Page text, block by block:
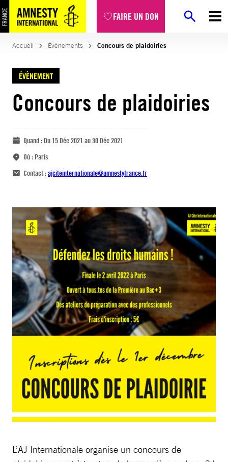
FAIRE UN DON
Accueil Évènements Concours de plaidoiries
ÉVÈNEMENT
Concours de plaidoiries
Quand :Du 15 Déc 2021 au 30 Déc 2021
Où :Paris
Contact :ajciteinternationale@amnestyfrance.fr
L’AJ Internationale organise un concours de